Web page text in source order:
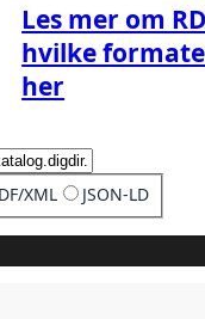
Les mer om
hvilke
her
XML JSON-LD